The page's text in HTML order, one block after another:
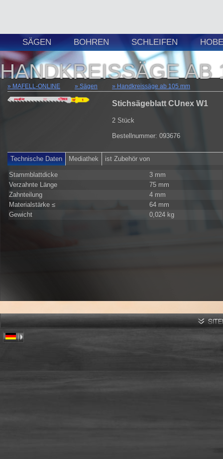
SÄGEN BOHREN SCHLEIFEN
HANDKREISSÄGE AB
MAFELL-ONLINE Sägen Handkreissäge ab 105 mm
Stichsägeblatt CUnex W1
2 Stück
Bestellnummer: 093676
Technische Daten Mediathek ist Zubehör von
Stammblattdicke
3 mm
Verzahnte Länge
75 mm
Zahnteilung
4 mm
Materialstärke ≤
64 mm
Gewicht
0,024 kg